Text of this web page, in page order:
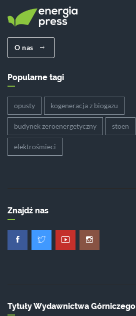
O nas
Popularne tagi
opusty kogeneracja z biogazu
budynek zeroenergetyczny stoen
elektrośmieci
Znajdź nas
Tytuły Wydawnictwa Górniczego